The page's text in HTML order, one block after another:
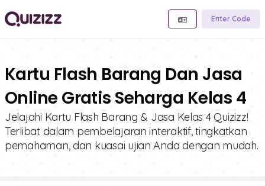
Enter Code
Kartu Flash Barang Dan Jasa
Online Gratis Seharga Kelas 4
Jelajahi Kartu Flash Barang & Jasa Kelas 4 Quizizz!
Terlibat dalam pembelajaran interaktif, tingkatkan
pemahaman, dan kuasai ujian Anda dengan mudah.